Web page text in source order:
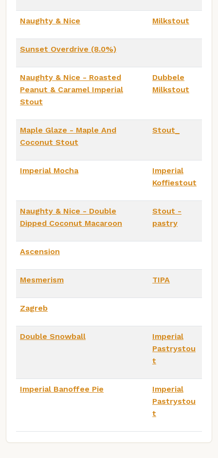
Naughty & Nice Milkstout
Sunset Overdrive (8.0%)
Naughty & Nice - Roasted
Peanut & Caramel Imperial
Stout
Dubbele
Milkstout
Maple Glaze - Maple And
Coconut Stout
Stout_
Imperial Mocha
Imperial
Koffiestout
Naughty & Nice - Double
Dipped Coconut Macaroon
Stout -
pastry
Ascension
Mesmerism TIPA
Zagreb
Double Snowball
Imperial
Pastrystou
t
Imperial Banoffee Pie
Imperial
Pastrystou
t